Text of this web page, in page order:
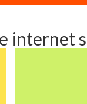
internet